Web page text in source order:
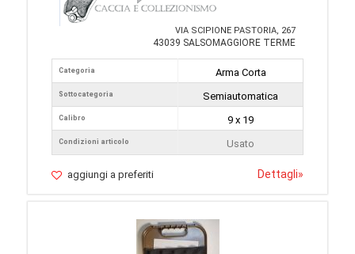
VIA SCIPIONE PASTORIA, 267
43039 SALSOMAGGIORE TERME
Categoria
Sottocategoria
Calibro
Condizioni articolo
Arma Corta
Semiautomatica
9 x 19
Usato
aggiungi a preferiti Dettagli»